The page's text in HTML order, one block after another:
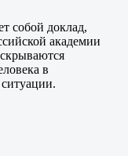
собой доклад,
академии
в